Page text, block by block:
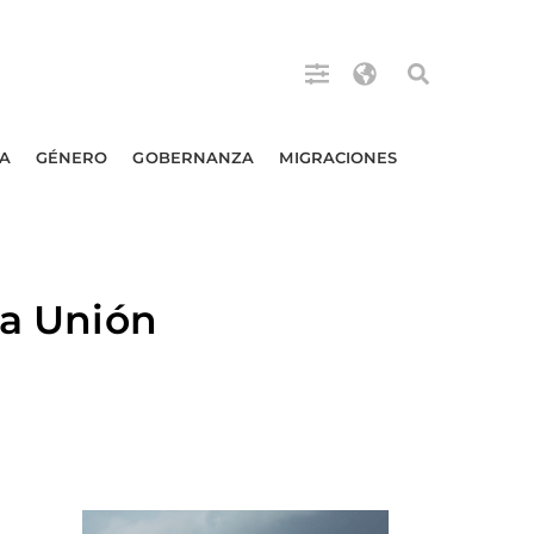
GÉNERO GOBERNANZA MIGRACIONES
Unión